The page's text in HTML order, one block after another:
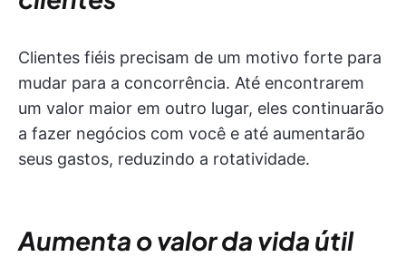
Clientes fiéis precisam de um motivo forte para
mudar para a concorrência. Até encontrarem
um valor maior em outro lugar, eles continuarão
a fazer negócios com você e até aumentarão
seus gastos, reduzindo a rotatividade.
Aumenta o valor da vida útil